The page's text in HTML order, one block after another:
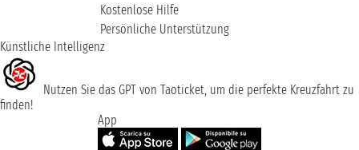
Kostenlose Hilfe
Persönliche Unterstützung
Künstliche Intelligenz
Nutzen Sie das GPT von Taoticket, um die perfekte Kreuzfahrt zu
finden!
App